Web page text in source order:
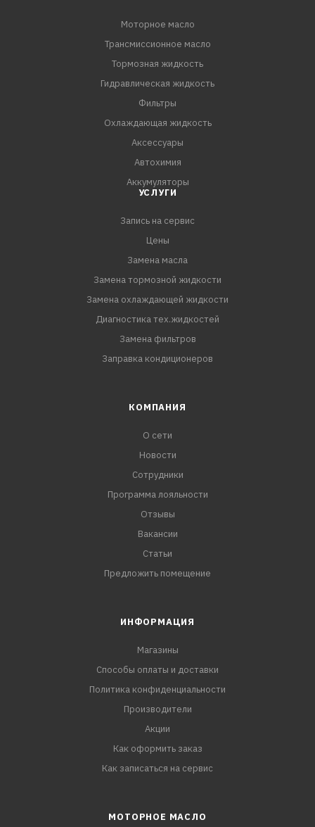
Моторное масло
Трансмиссионное масло
Тормозная жидкость
Гидравлическая жидкость
Фильтры
Охлаждающая жидкость
Аксессуары
Автохимия
Аккумуляторы
УСЛУГИ
Запись на сервис
Цены
Замена масла
Замена тормозной жидкости
Замена охлаждающей жидкости
Диагностика тех.жидкостей
Замена фильтров
Заправка кондиционеров
КОМПАНИЯ
О сети
Новости
Сотрудники
Программа лояльности
Отзывы
Вакансии
Статьи
Предложить помещение
ИНФОРМАЦИЯ
Магазины
Способы оплаты и доставки
Политика конфиденциальности
Производители
Акции
Как оформить заказ
Как записаться на сервис
МОТОРНОЕ МАСЛО